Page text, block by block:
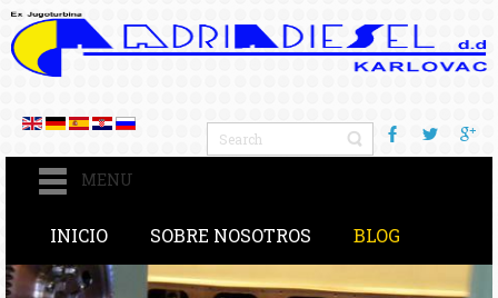
MENU
INICIO SOBRE NOSOTROS BLOG